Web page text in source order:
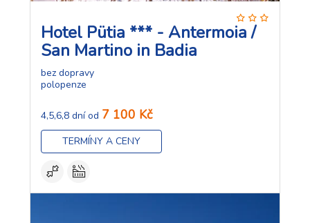
Hotel Pütia *** - Antermoia /
San Martino in Badia
bez dopravy
polopenze
4,5,6,8 dní od 7 100 Kč
TERMÍNY A CENY